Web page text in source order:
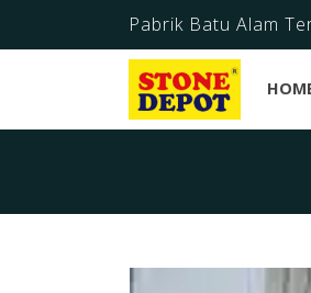
Pabrik Batu Alam